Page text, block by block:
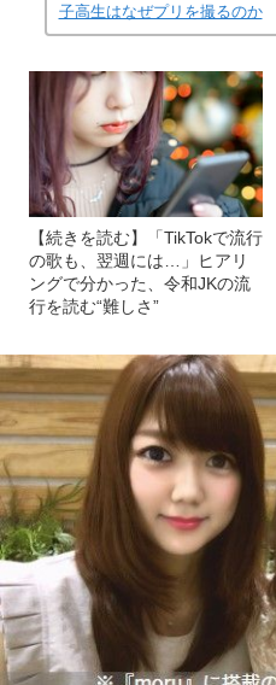
子高生はなぜプリを撮るのか
【続きを読む】「TikTokで流行
の歌も、翌週には…」ヒアリ
ングで分かった、令和JKの流
行を読む“難しさ”